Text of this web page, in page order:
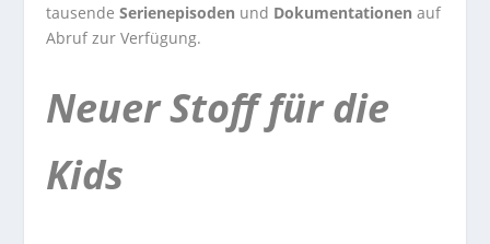
tausendeSerienepisoden und Dokumentationen auf
Abruf zur Verfügung.
Neuer Stoff für die
Kids